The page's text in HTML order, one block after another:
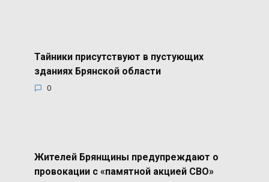
Тайники присутствуют в пустующих
зданиях Брянской области
0
Жителей Брянщины предупреждают о
провокации с «памятной акцией СВО»